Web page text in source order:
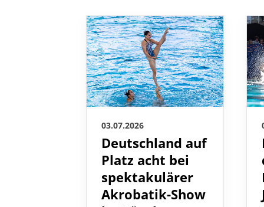
03.07.2026
Deutschland auf
Platz acht bei
spektakulärer
Akrobatik-Show